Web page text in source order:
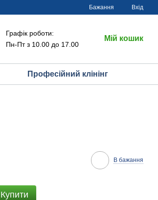
Бажання Вхід
Графік роботи:
Пн-Пт з 10.00 до 17.00
Мій кошик
Професійний клінінг
В бажання
Купити